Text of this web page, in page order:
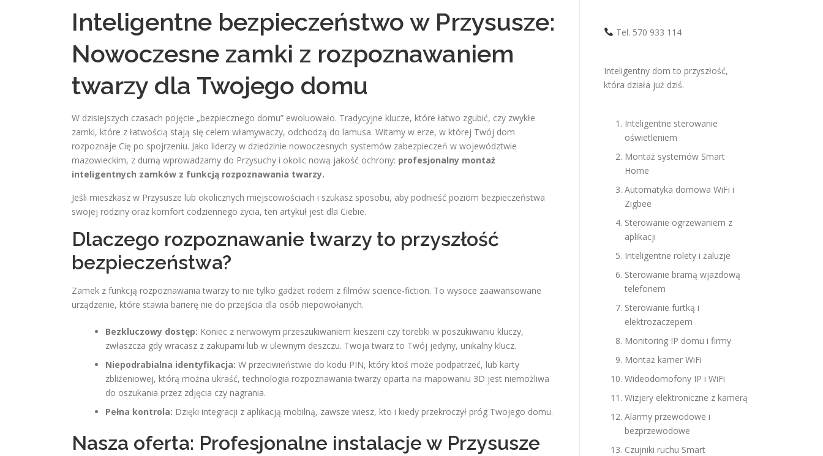
Inteligentne bezpieczeństwo w Przysusze:
Nowoczesne zamki z rozpoznawaniem
twarzy dla Twojego domu
W dzisiejszych czasach pojęcie „bezpiecznego domu” ewoluowało. Tradycyjne klucze, które łatwo zgubić, czy zwykłe
zamki, które z łatwością stają się celem włamywaczy, odchodzą do lamusa. Witamy w erze, w której Twój dom
rozpoznaje Cię po spojrzeniu. Jako liderzy w dziedzinie nowoczesnych systemów zabezpieczeń w województwie
mazowieckim, z dumą wprowadzamy do Przysuchy i okolic nową jakość ochrony: profesjonalny montaż
inteligentnych zamków z funkcją rozpoznawania twarzy.
Jeśli mieszkasz w Przysusze lub okolicznych miejscowościach i szukasz sposobu, aby podnieść poziom bezpieczeństwa
swojej rodziny oraz komfort codziennego życia, ten artykuł jest dla Ciebie.
Dlaczego rozpoznawanie twarzy to przyszłość
bezpieczeństwa?
Zamek z funkcją rozpoznawania twarzy to nie tylko gadżet rodem z filmów science-fiction. To wysoce zaawansowane
urządzenie, które stawia barierę nie do przejścia dla osób niepowołanych.
Bezkluczowy dostęp: Koniec z nerwowym przeszukiwaniem kieszeni czy torebki w poszukiwaniu kluczy,
zwłaszcza gdy wracasz z zakupami lub w ulewnym deszczu. Twoja twarz to Twój jedyny, unikalny klucz.
Niepodrabialna identyfikacja: W przeciwieństwie do kodu PIN, który ktoś może podpatrzeć, lub karty
zbliżeniowej, którą można ukraść, technologia rozpoznawania twarzy oparta na mapowaniu 3D jest niemożliwa
do oszukania przez zdjęcia czy nagrania.
Pełna kontrola: Dzięki integracji z aplikacją mobilną, zawsze wiesz, kto i kiedy przekroczył próg Twojego domu.
Nasza oferta: Profesjonalne instalacje w Przysusze
Tel. 570 933 114
Inteligentny dom to przyszłość,
która działa już dziś.
Inteligentne sterowanie
oświetleniem
Montaż systemów Smart
Home
Automatyka domowa WiFi i
Zigbee
Sterowanie ogrzewaniem z
aplikacji
Inteligentne rolety i żaluzje
Sterowanie bramą wjazdową
telefonem
Sterowanie furtką i
elektrozaczepem
Monitoring IP domu i firmy
Montaż kamer WiFi
Wideodomofony IP i WiFi
Wizjery elektroniczne z kamerą
Alarmy przewodowe i
bezprzewodowe
Czujniki ruchu Smart